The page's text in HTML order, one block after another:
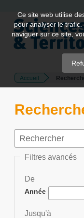
Quick
jump
page
Main
Content
Accueil
Filtres avancés
De
Année
Jusqu'à
Ce site web utilise
pour analyser le
naviguer sur ce site,